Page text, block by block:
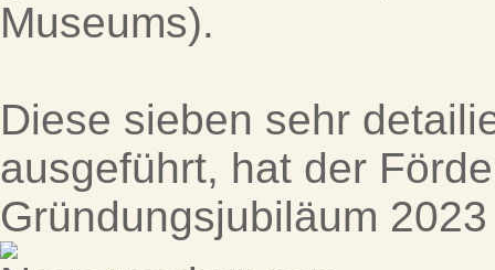
Museums).
Diese sieben sehr
ausgeführt, hat der
Gründungsjubiläum